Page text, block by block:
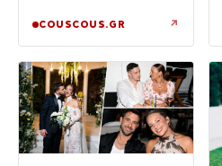
COUSCOUS.GR ↗